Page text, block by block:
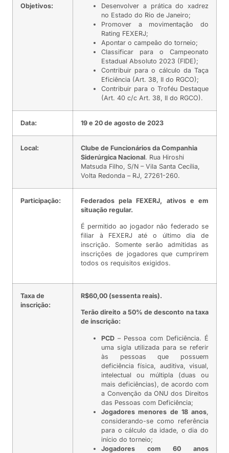
Objetivos:
Desenvolver a prática do xadrez
no Estado do Rio de Janeiro;
Promover a movimentação do
Rating FEXERJ;
Apontar o campeão do torneio;
Classificar para o Campeonato
Estadual Absoluto 2023 (FIDE);
Contribuir para o cálculo da Taça
Eficiência (Art. 38, II do RGCO);
Contribuir para o Troféu Destaque
(Art. 40 c/c Art. 38, II do RGCO).
Data: 19 e 20 de agosto de 2023
Local:
Clube de Funcionários da Companhia
Siderúrgica Nacional. Rua Hiroshi
Matsuda Filho, S/N – Vila Santa Cecília,
Volta Redonda – RJ, 27261-260.
Participação:
Federados pela FEXERJ, ativos e em
situação regular.
É permitido ao jogador não federado se
filiar à FEXERJ até o último dia de
inscrição. Somente serão admitidas as
inscrições de jogadores que cumprirem
todos os requisitos exigidos.
Taxa de
inscrição:
R$60,00 (sessenta reais).
Terão direito a 50% de desconto na taxa
de inscrição:
PCD – Pessoa com Deficiência. É
uma sigla utilizada para se referir
às pessoas que possuem
deficiência física, auditiva, visual,
intelectual ou múltipla (duas ou
mais deficiências), de acordo com
a Convenção da ONU dos Direitos
das Pessoas com Deficiência;
Jogadores menores de 18 anos
considerando-se como referência
para o cálculo da idade, o dia do
início do torneio;
Jogadores com 60 anos